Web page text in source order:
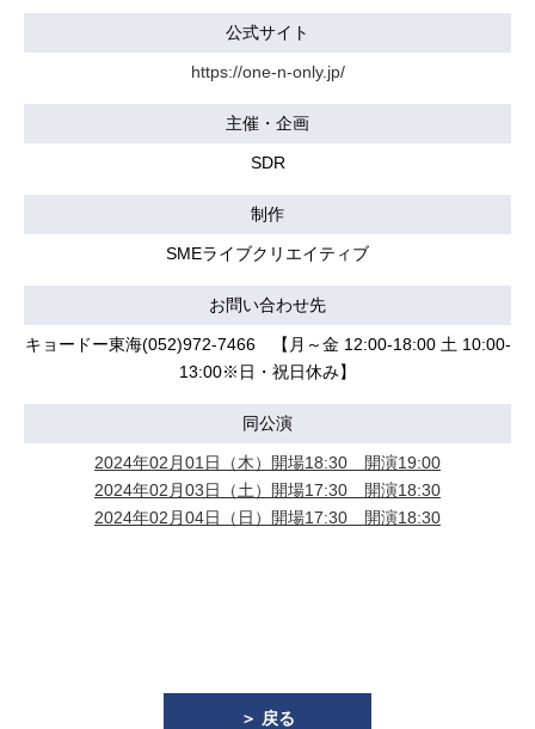
公式サイト
https://one-n-only.jp/
主催・企画
SDR
制作
SMEライブクリエイティブ
お問い合わせ先
キョードー東海(052)972-7466 【月～金 12:00-18:00 土 10:00-
13:00※日・祝日休み】
同公演
2024年02月01日（木）開場18:30 開演19:00
2024年02月03日（土）開場17:30 開演18:30
2024年02月04日（日）開場17:30 開演18:30
＞ 戻る